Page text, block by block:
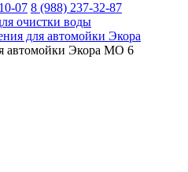
07 8 (988) 237-32-87
очистки воды
для автомойки Экора
автомойки Экора МО 6